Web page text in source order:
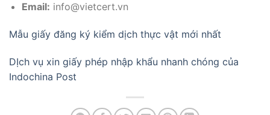
Email: info@vietcert.vn
Mẫu giấy đăng ký kiểm dịch thực vật mới nhất
DỊch vụ xin giấy phép nhập khẩu nhanh chóng của
Indochina Post